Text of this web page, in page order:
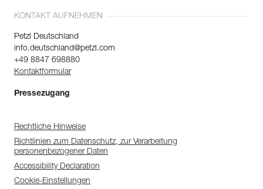
KONTAKT AUFNEHMEN
Petzl Deutschland
info.deutschland@petzl.com
+49 8847 698880
Kontaktformular
Pressezugang
Rechtliche Hinweise
Richtlinien zum Datenschutz, zur Verarbeitung
personenbezogener Daten
Accessibility Declaration
Cookie-Einstellungen